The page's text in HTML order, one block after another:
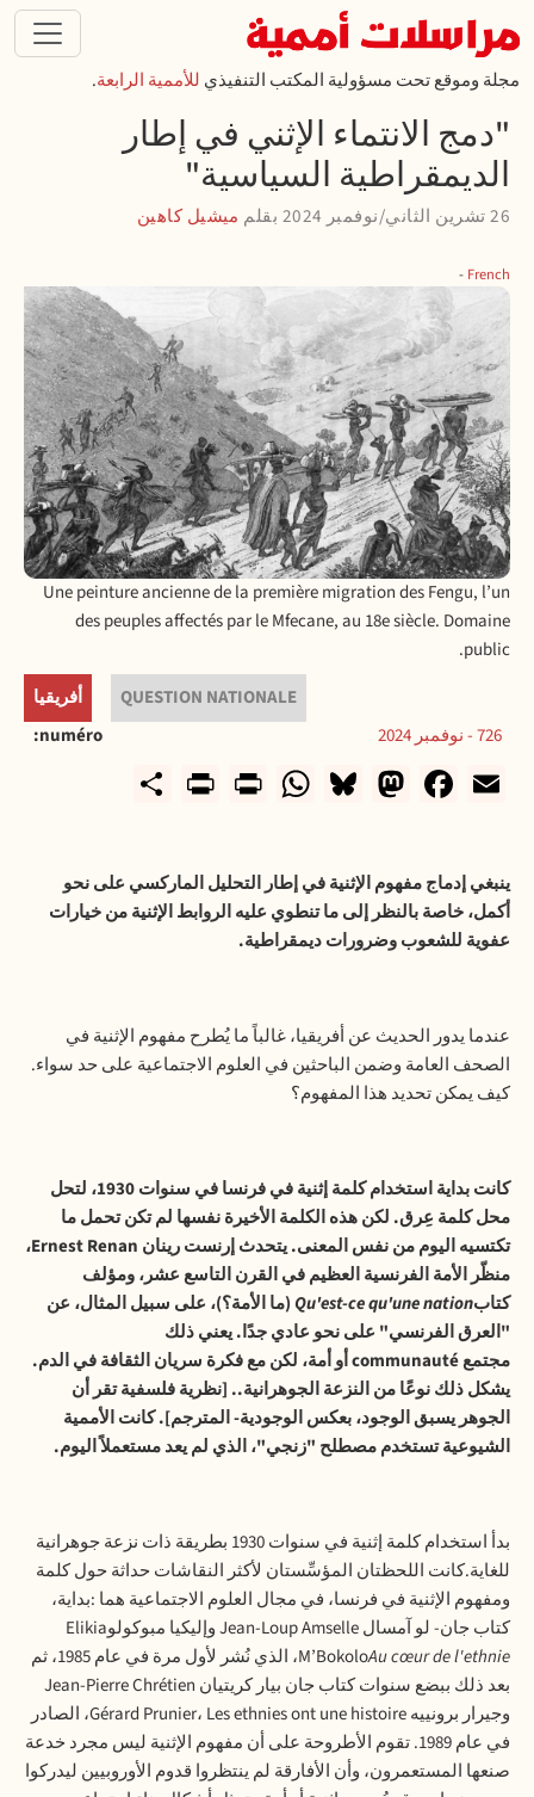
تجاوز إلى المحتوى الرئيسي
مجلة وموقع تحت مسؤولية المكتب التنفيذي للأممية الرابعة.
"دمج الانتماء الإثني في إطار
الديمقراطية السياسية"
26 تشرين الثاني/نوفمبر 2024 بقلم ميشيل كاهين
French
Une peinture ancienne de la première migration des Fengu, l’un
des peuples affectés par le Mfecane, au 18e siècle. Domaine
public.
أفريقيا
QUESTION NATIONALE
numéro
726 - نوفمبر 2024
Email
Facebook
Mastodon
Bluesky
WhatsApp
Print
ينبغي إدماج مفهوم الإثنية في إطار التحليل الماركسي على نحو
أكمل، خاصة بالنظر إلى ما تنطوي عليه الروابط الإثنية من خيارات
عفوية للشعوب وضرورات ديمقراطية.
عندما يدور الحديث عن أفريقيا، غالباً ما يُطرح مفهوم الإثنية في
الصحف العامة وضمن الباحثين في العلوم الاجتماعية على حد سواء.
كيف يمكن تحديد هذا المفهوم؟
كانت بداية استخدام كلمة إثنية في فرنسا في سنوات 1930، لتحل
محل كلمة عِرق. لكن هذه الكلمة الأخيرة نفسها لم تكن تحمل ما
تكتسيه اليوم من نفس المعنى. يتحدث إرنست رينان Ernest Renan،
منظّر الأمة الفرنسية العظيم في القرن التاسع عشر، ومؤلف
كتابQu'est-ce qu'une nation (ما الأمة؟)، على سبيل المثال، عن
"العرق الفرنسي" على نحو عادي جدًا. يعني ذلك
مجتمعcommunautéأو أمة، لكن مع فكرة سريان الثقافة في الدم.
يشكل ذلك نوعًا من النزعة الجوهرانية.. [نظرية فلسفية تقر أن
الجوهر يسبق الوجود، بعكس الوجودية- المترجم]. كانت الأممية
الشيوعية تستخدم مصطلح "زنجي"، الذي لم يعد مستعملاً اليوم.
بدأ استخدام كلمة إثنية في سنوات 1930 بطريقة ذات نزعة جوهرانية
للغاية.كانت اللحظتان المؤسِّستان لأكثر النقاشات حداثة حول كلمة
ومفهوم الإثنية في فرنسا، في مجال العلوم الاجتماعية هما :بداية،
كتاب جان- لو آمسالJean-Loup Amselleوإليكيا مبوكولوElikia
M’BokoloAu cœur de l'ethnie
، الذي نُشر لأول مرة في عام 1985، ثم
بعد ذلك ببضع سنوات كتاب جان بيار كريتيان Jean-Pierre Chrétien
وجيرار برونييه
Gérard Prunier، Les ethnies ont une histoire
، الصادر
في عام 1989. تقوم الأطروحة على أن مفهوم الإثنية ليس مجرد خدعة
صنعها المستعمرون، وأن الأفارقة لم ينتظروا قدوم الأوروبيين ليدركوا